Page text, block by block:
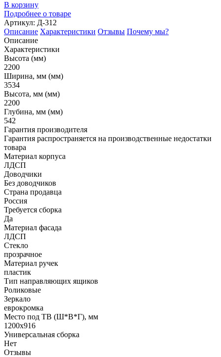
В корзину
Подробнее о товаре
Артикул: Д-312
Описание Характеристики Отзывы Почему мы?
Описание
Характеристики
Высота (мм)
2200
Ширина, мм (мм)
3534
Высота, мм (мм)
2200
Глубина, мм (мм)
542
Гарантия производителя
Гарантия распространяется на производственные недостатки
товара
Материал корпуса
ЛДСП
Доводчики
Без доводчиков
Страна продавца
Россия
Требуется сборка
Да
Материал фасада
ЛДСП
Стекло
прозрачное
Материал ручек
пластик
Тип направляющих ящиков
Роликовые
Зеркало
еврокромка
Место под ТВ (Ш*В*Г), мм
1200х916
Универсальная сборка
Нет
Отзывы